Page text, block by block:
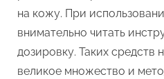
на кожу. При
внимательно читать
дозировку. Таких средств
великое множество и